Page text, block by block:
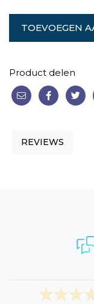
TOEVOEGEN
Product delen
REVIEWS